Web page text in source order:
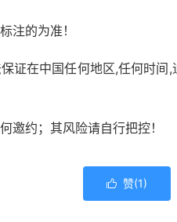
注的为准！
证在中国任何地区,任何时
邀约；其风险请自行把控！
 赞(1)